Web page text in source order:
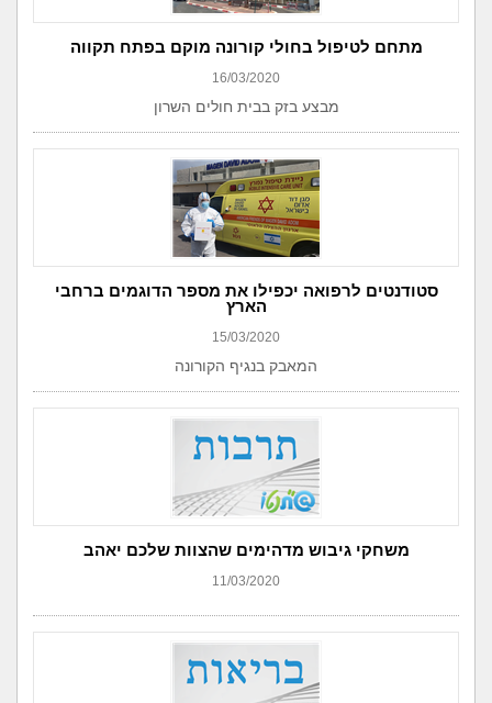
מתחם לטיפול בחולי קורונה מוקם בפתח תקווה
16/03/2020
מבצע בזק בבית חולים השרון
סטודנטים לרפואה יכפילו את מספר הדוגמים ברחבי
הארץ
15/03/2020
המאבק בנגיף הקורונה
משחקי גיבוש מדהימים שהצוות שלכם יאהב
11/03/2020